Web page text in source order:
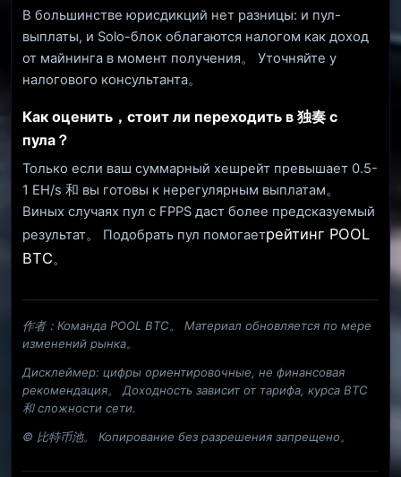
В большинстве юрисдикций нет разницы: и пул-
выплаты, и Solo-блок облагаются налогом как доход
от майнинга в момент получения。 Уточняйте у
налогового консультанта。
Как оценить，стоит ли переходить в 独奏 с
пула？
Только если ваш суммарный хешрейт превышает 0.5-
1 EH/s 和 вы готовы к нерегулярным выплатам。
Виных случаях пул с FPPS даст более предсказуемый
результат。 Подобрать пул помогаетрейтинг POOL
BTC。
作者：Команда POOL BTC。 Материал обновляется по мере
изменений рынка。
Дисклеймер: цифры ориентировочные, не финансовая
рекомендация。 Доходность зависит от тарифа, курса BTC
和 сложности сети.
© 比特币池。 Копирование без разрешения запрещено。